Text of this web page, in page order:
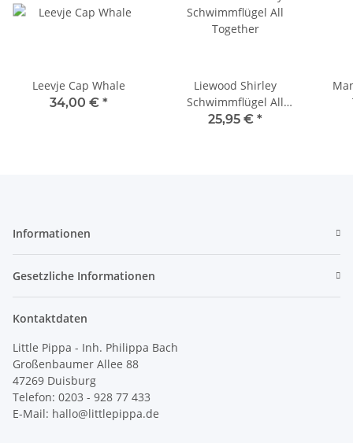
Leevje Cap Whale
34,00 € *
Liewood Shirley
Schwimmflügel All
Together
25,95 € *
Informationen
Gesetzliche Informationen
Kontaktdaten
Little Pippa - Inh. Philippa Bach
Großenbaumer Allee 88
47269 Duisburg
Telefon: 0203 - 928 77 433
E-Mail: hallo@littlepippa.de